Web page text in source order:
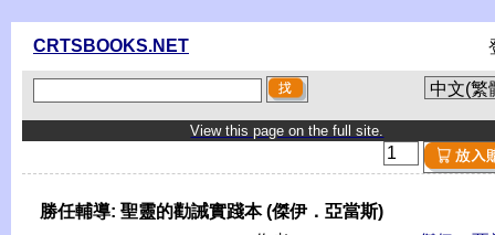
CRTSBOOKS.NET
View this page on the full site.
勝任輔導: 聖靈的勸誡實踐本 (傑伊．亞當斯)